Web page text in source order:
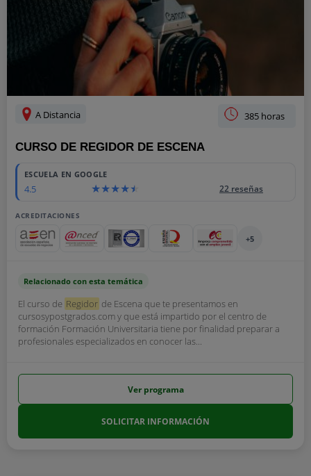
A Distancia 385 horas
CURSO DE REGIDOR DE ESCENA
ESCUELA EN GOOGLE
4.5 22 reseñas
ACREDITACIONES
+5
Relacionado con esta temática
El curso de Regidor de Escena que te presentamos en
cursosypostgrados.com y que está impartido por el centro de
formación Formación Universitaria tiene por finalidad preparar a
profesionales especializados en conocer las...
Ver programa
SOLICITAR INFORMACIÓN